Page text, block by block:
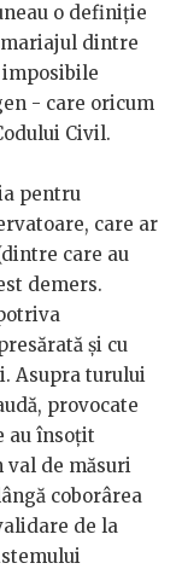
o definiție
mariajul dintre
imposibile
- care oricum
Civil.
pentru
care ar
care au
demers.
și cu
Asupra turului
provocate
au însoțit
val de măsuri
coborârea
de la